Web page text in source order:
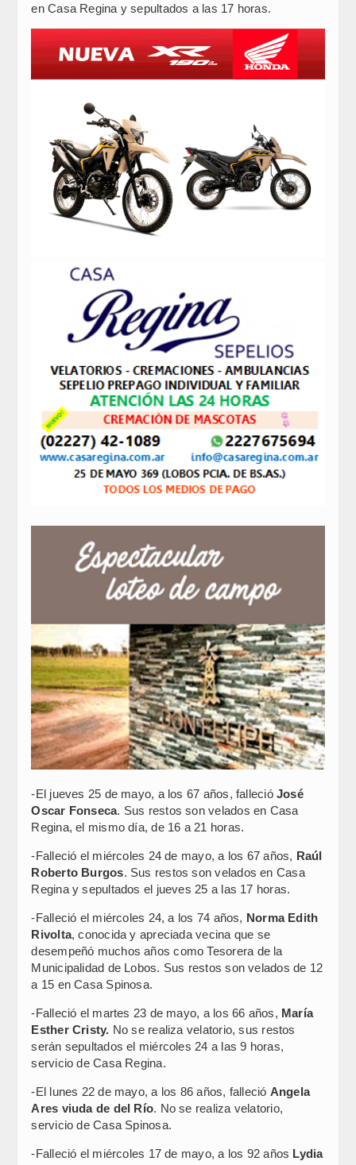
en Casa Regina y sepultados a las 17 horas.
-El jueves 25 de mayo, a los 67 años, falleció José
Oscar Fonseca. Sus restos son velados en Casa
Regina, el mismo día, de 16 a 21 horas.
-Falleció el miércoles 24 de mayo, a los 67 años, Raúl
Roberto Burgos. Sus restos son velados en Casa
Regina y sepultados el jueves 25 a las 17 horas.
-Falleció el miércoles 24, a los 74 años, Norma Edith
Rivolta, conocida y apreciada vecina que se
desempeñó muchos años como Tesorera de la
Municipalidad de Lobos. Sus restos son velados de 12
a 15 en Casa Spinosa.
-Falleció el martes 23 de mayo, a los 66 años, María
Esther Cristy. No se realiza velatorio, sus restos
serán sepultados el miércoles 24 a las 9 horas,
servicio de Casa Regina.
-El lunes 22 de mayo, a los 86 años, falleció Angela
Ares viuda de del Río. No se realiza velatorio,
servicio de Casa Spinosa.
-Falleció el miércoles 17 de mayo, a los 92 años Lydia